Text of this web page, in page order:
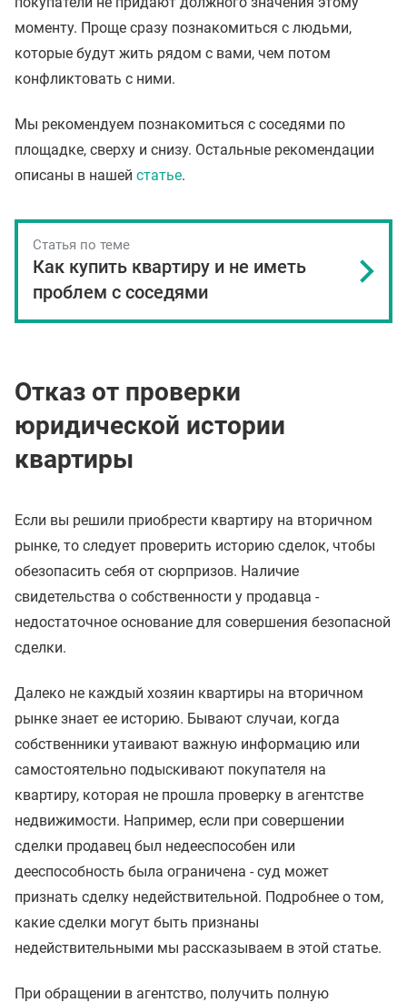
моменту. Проще сразу познакомиться с людьми,
которые будут жить рядом с вами, чем потом
конфликтовать с ними.
Мы рекомендуем познакомиться с соседями по
площадке, сверху и снизу. Остальные рекомендации
описаны в нашей статье.
Статья по теме
Как купить квартиру и не иметь
проблем с соседями
Отказ от проверки
юридической истории
квартиры
Если вы решили приобрести квартиру на вторичном
рынке, то следует проверить историю сделок, чтобы
обезопасить себя от сюрпризов. Наличие
свидетельства о собственности у продавца -
недостаточное основание для совершения безопасной
сделки.
Далеко не каждый хозяин квартиры на вторичном
рынке знает ее историю. Бывают случаи, когда
собственники утаивают важную информацию или
самостоятельно подыскивают покупателя на
квартиру, которая не прошла проверку в агентстве
недвижимости. Например, если при совершении
сделки продавец был недееспособен или
дееспособность была ограничена - суд может
признать сделку недействительной. Подробнее о том,
какие сделки могут быть признаны
недействительными мы рассказываем в этой статье.
При обращении в агентство, получить полную